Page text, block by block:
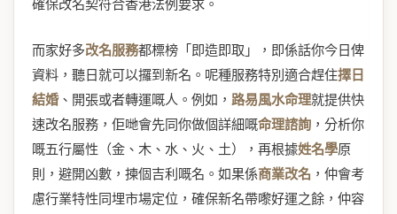
確保改名契符合香港法例要求。
而家好多改名服務都標榜「即造即取」，即係話你今日俾
資料，聽日就可以攞到新名。呢種服務特別適合趕住擇日
結婚、開張或者轉運嘅人。例如， 路易風水命理就提供快
速改名服務，佢哋會先同你做個詳細嘅命理諮詢 ，分析你
嘅五行屬性（金、木、水、火、土），再根據姓名學原
則，避開凶數，揀個吉利嘅名。如果係商業改名 ，仲會考
慮行業特性同埋市場定位，確保新名帶嚟好運之餘，仲容